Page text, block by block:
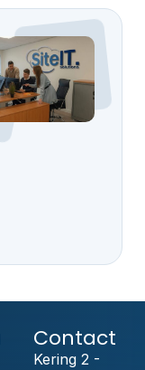
Contact
Kering 2 -